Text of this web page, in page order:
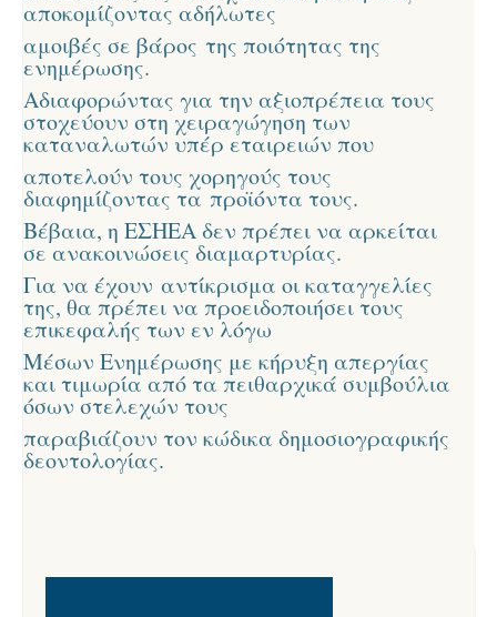
αποκομίζοντας αδήλωτες
αμοιβές σε βάρος της ποιότητας της
ενημέρωσης.
Αδιαφορώντας για την αξιοπρέπεια τους
στοχεύουν στη χειραγώγηση των
καταναλωτών υπέρ εταιρειών που
αποτελούν τους χορηγούς τους
διαφημίζοντας τα προϊόντα τους.
Βέβαια, η ΕΣΗΕΑ δεν πρέπει να αρκείται
σε ανακοινώσεις διαμαρτυρίας.
Για να έχουν αντίκρισμα οι καταγγελίες
της, θα πρέπει να προειδοποιήσει τους
επικεφαλής των εν λόγω
Μέσων Ενημέρωσης με κήρυξη απεργίας
και τιμωρία απότα πειθαρχικά συμβούλια
όσων στελεχών τους
παραβιάζουν τον κώδικα δημοσιογραφικής
δεοντολογίας.